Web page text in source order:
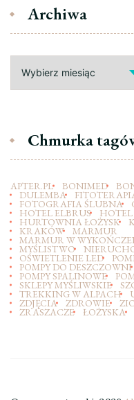
Archiwa
Chmurka
APTER.PL BONIMED
DULEMBA
FOTOGRAFIA ŚLUBNA
HOTEL ELBRUS
HURTOWNIA ŁOŻYSK
KRAKÓW MARMUR
MARMUR W
MYŚLISTWO
OŚWIETLENIE LED
POMPY DO DESZCZOWNI
POMPY SPALINOWE
SKLEPY MYŚLIWSKIE
TREKKING W ALPACH
ZDJĘCIA ZDROWIE
ZRASZACZE ŁOŻYSKA